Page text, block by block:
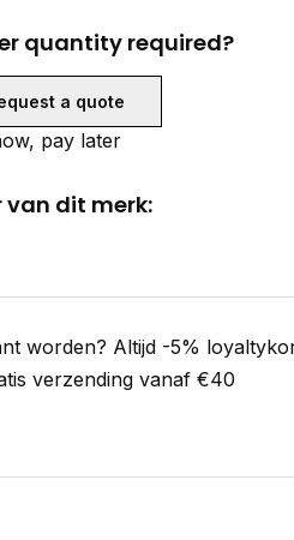
quantity required?
a quote
pay later
van dit merk:
worden? Altijd -5%
verzending vanaf €40